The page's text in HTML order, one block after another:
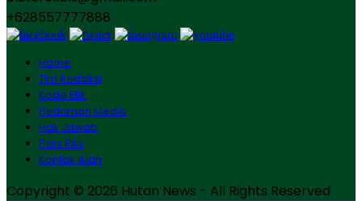
+628557777888
Home
Tim Redaksi
Kode Etik
Pedoman Media
Hak Jawab
Pers Rilis
Kontak Iklan
Copyright © 2026 Hutan News - All Rights Reserved